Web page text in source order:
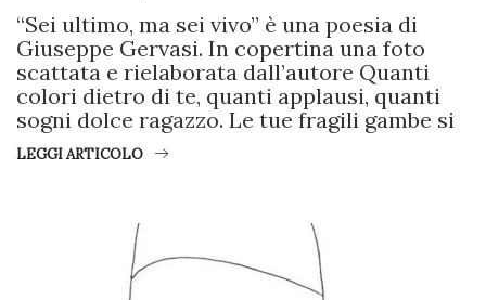
“Sei ultimo, ma sei vivo” è una poesia di
Giuseppe Gervasi. In copertina una foto
scattata e rielaborata dall’autore Quanti
colori dietro di te, quanti applausi, quanti
sogni dolce ragazzo. Le tue fragili gambe si
LEGGI ARTICOLO